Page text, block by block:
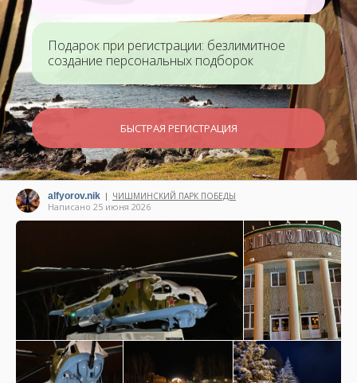
Подарок при регистрации: безлимитное
создание персональных подборок
БЫСТРАЯ РЕГИСТРАЦИЯ
alfyorov.nik | ЧИШМИНСКИЙ ПАРК ПОБЕДЫ
Написано 25 июня 2026